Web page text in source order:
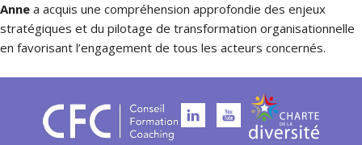
Anne a acquis une compréhension approfondie des enjeux
stratégiques et du pilotage de transformation organisationnelle
en favorisant l’engagement de tous les acteurs concernés.